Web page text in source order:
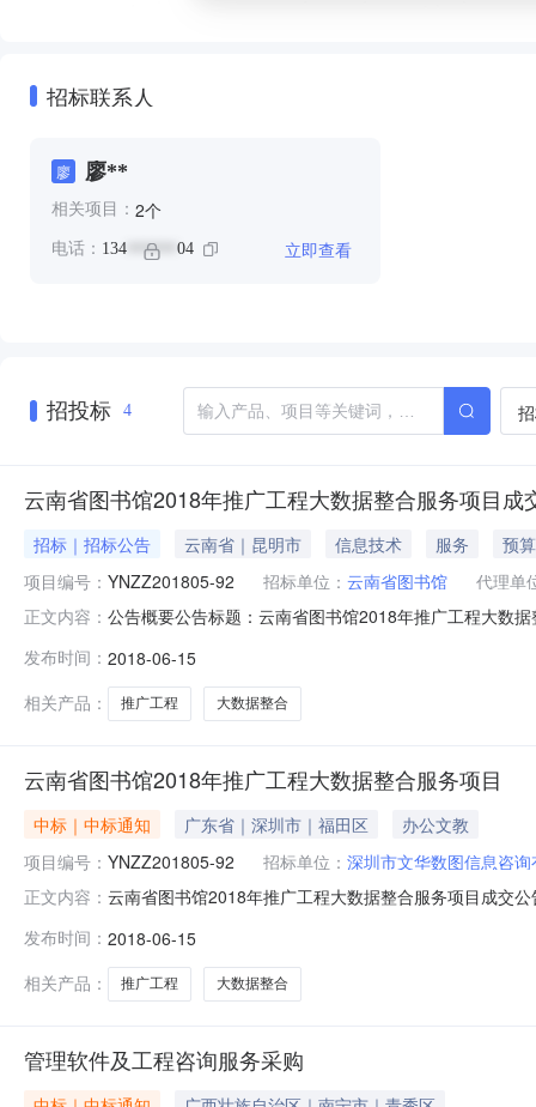
招标联系人
廖 廖**
相关项目： 2个
电话： 134 ****** 04 立即查看
招投标 4
云南省图书馆2018年推广工程大数据整合服务项目成
招标｜招标公告 云南省｜昆明市 信息技术 服务
预
项目编号： YNZZ201805-92 招标单位： 云南省图书馆
代理单
正文内容： 公告概要公告标题：云南省图书馆2018年推广工程大数
收费标准向中标人全额收取代理服务费。收费金额(万元
发布时间： 2018-06-15
相关产品：
推广工程 大数据整合
云南省图书馆2018年推广工程大数据整合服务项目
中标｜中标通知 广东省｜深圳市｜福田区
办公文教
项目编号： YNZZ201805-92 招标单位： 深圳市文华数图信息咨
正文内容： 云南省图书馆2018年推广工程大数据整合服务项目成交
成交结果如下：项目预算：200,000.00元（大写：贰拾
发布时间： 2018-06-15
相关产品：
推广工程 大数据整合
管理软件及工程咨询服务采购